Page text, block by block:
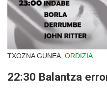
TXOZNA GUNEA, ORDIZIA
22:30 Balantza